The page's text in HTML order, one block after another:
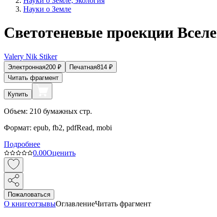
Науки о Земле
Светотеневые проекции
Valery Nik Stiker
Электронная200 ₽ Печатная814 ₽
Читать фрагмент
Купить
Объем: 210 бумажных стр.
Формат: epub, fb2, pdfRead, mobi
Подробнее
0.00Оценить
Пожаловаться
О книгеотзывыОглавлениеЧитать фрагмент